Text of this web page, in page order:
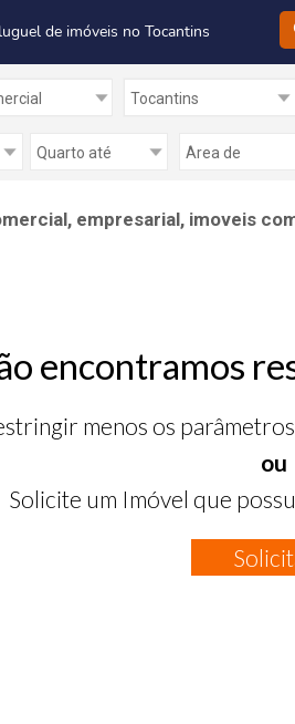
de imóveis no Tocantins
empresarial, imoveis
encontramos
menos os
ou
Solicite um Imóvel que